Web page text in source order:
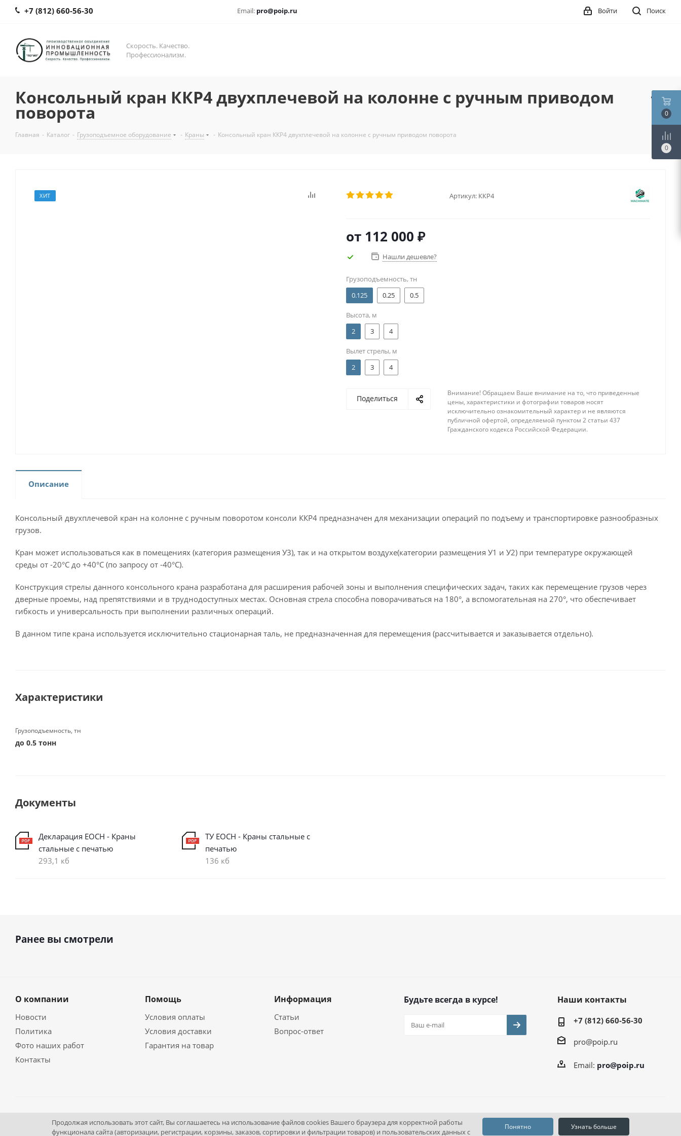
+7 (812) 660-56-30 Email: pro@poip.ru Поиск
Войти
Скорость. Качество.
Профессионализм.
Консольный кран ККР4 двухплечевой на колонне с ручным приводом
поворота
Главная - Каталог - Грузоподъемное оборудование - Краны - Консольный кран ККР4 двухплечевой на колонне с ручным приводом поворота
ХИТ Артикул: ККР4
от 112 000 ₽
Нашли дешевле?
Грузоподъемность, тн
0.125
0.25 0.5
Высота, м
2
3 4
Вылет стрелы, м
2
3 4
Поделиться
Внимание! Обращаем Ваше внимание на то, что приведенные
цены, характеристики и фотографии товаров носят
исключительно ознакомительный характер и не являются
публичной офертой, определяемой пунктом 2 статьи 437
Гражданского кодекса Российской Федерации.
Описание
Консольный двухплечевой кран на колонне с ручным поворотом консоли ККР4 предназначен для механизации операций по подъему и транспортировке разнообразных
грузов.
Кран может использоваться как в помещениях (категория размещения У3), так и на открытом воздухе(категории размещения У1 и У2) при температуре окружающей
среды от -20°С до +40°С (по запросу от -40°С).
Конструкция стрелы данного консольного крана разработана для расширения рабочей зоны и выполнения специфических задач, таких как перемещение грузов через
дверные проемы, над препятствиями и в труднодоступных местах. Основная стрела способна поворачиваться на 180°, а вспомогательная на 270°, что обеспечивает
гибкость и универсальность при выполнении различных операций.
В данном типе крана используется исключительно стационарная таль, не предназначенная для перемещения (рассчитывается и заказывается отдельно).
Характеристики
Грузоподъемность, тн
до 0.5 тонн
Документы
Декларация ЕОСН - Краны
стальные с печатью
293,1 кб
ТУ ЕОСН - Краны стальные с
печатью
136 кб
Ранее вы смотрели
О компании
Новости
Политика
Фото наших работ
Контакты
Помощь
Условия оплаты
Условия доставки
Гарантия на товар
Информация
Статьи
Вопрос-ответ
Будьте всегда в курсе! Наши контакты
+7 (812) 660-56-30
pro@poip.ru
Email: pro@poip.ru
2026 © ПО "Инновационная промышленность"
Продолжая использовать этот сайт, Вы соглашаетесь на использование файлов cookies Вашего браузера для корректной работы
функционала сайта (авторизации, регистрации, корзины, заказов, сортировки и фильтрации товаров) и пользовательских данных с
Понятно Узнать больше
0
0